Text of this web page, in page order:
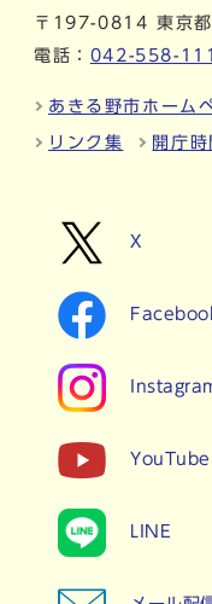
〒197-0814 東京
電話： 042-558-
あきる野市ホーム
リンク集 開庁時
X
YouTube
LINE